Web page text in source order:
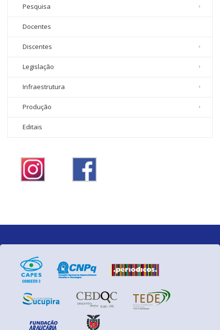
Pesquisa
Docentes
Discentes
Legislação
Infraestrutura
Produção
Editais